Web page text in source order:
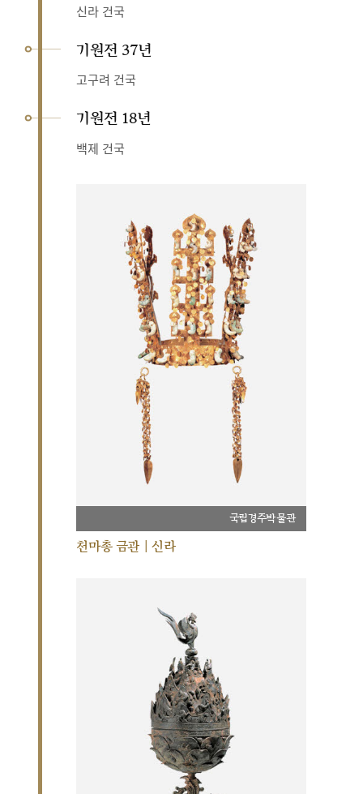
신라 건국
기원전 37년
고구려 건국
기원전 18년
백제 건국
국립경주박물관
천마총 금관 | 신라